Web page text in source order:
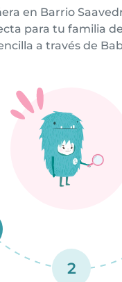
en Barrio
para tu familia
a través de
2